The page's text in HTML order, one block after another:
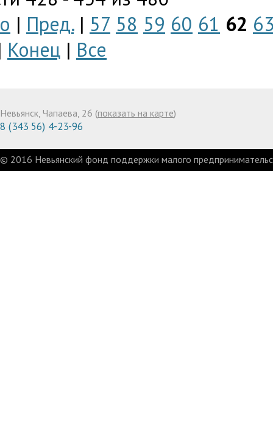
| Пред.| 57 58 59 60 61 62
Конец | Все
Невьянск, Чапаева, 26 (показать на карте)
8 (343 56) 4-23-96
© 2016 Невьянский фонд поддержки малого